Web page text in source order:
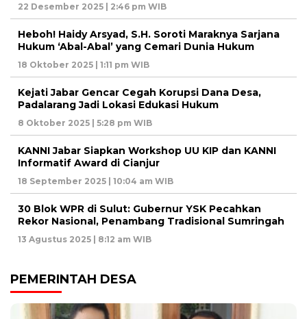
22 Desember 2025 | 2:46 pm WIB
Heboh! Haidy Arsyad, S.H. Soroti Maraknya Sarjana
Hukum ‘Abal-Abal’ yang Cemari Dunia Hukum
18 Oktober 2025 | 1:11 pm WIB
Kejati Jabar Gencar Cegah Korupsi Dana Desa,
Padalarang Jadi Lokasi Edukasi Hukum
8 Oktober 2025 | 5:28 pm WIB
KANNI Jabar Siapkan Workshop UU KIP dan KANNI
Informatif Award di Cianjur
18 September 2025 | 10:04 am WIB
30 Blok WPR di Sulut: Gubernur YSK Pecahkan
Rekor Nasional, Penambang Tradisional Sumringah
13 Agustus 2025 | 8:12 am WIB
PEMERINTAH DESA